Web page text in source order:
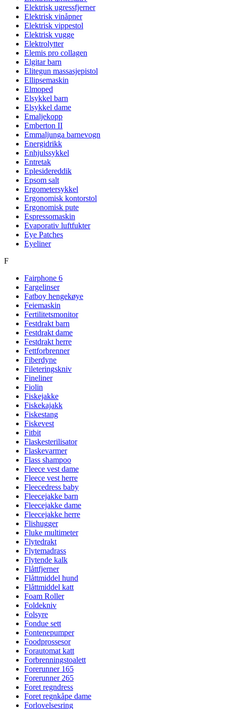
Elektrisk ugressfjerner
Elektrisk vinåpner
Elektrisk vippestol
Elektrisk vugge
Elektrolytter
Elemis pro collagen
Elgitar barn
Elitegun massasjepistol
Ellipsemaskin
Elmoped
Elsykkel barn
Elsykkel dame
Emaljekopp
Emberton II
Emmaljunga barnevogn
Energidrikk
Enhjulssykkel
Entretak
Eplesidereddik
Epsom salt
Ergometersykkel
Ergonomisk kontorstol
Ergonomisk pute
Espressomaskin
Evaporativ luftfukter
Eye Patches
Eyeliner
F
Fairphone 6
Fargelinser
Fatboy hengekøye
Feiemaskin
Fertilitetsmonitor
Festdrakt barn
Festdrakt dame
Festdrakt herre
Fettforbrenner
Fiberdyne
Fileteringskniv
Fineliner
Fiolin
Fiskejakke
Fiskekajakk
Fiskestang
Fiskevest
Fitbit
Flaskesterilisator
Flaskevarmer
Flass shampoo
Fleece vest dame
Fleece vest herre
Fleecedress baby
Fleecejakke barn
Fleecejakke dame
Fleecejakke herre
Flishugger
Fluke multimeter
Flytedrakt
Flytemadrass
Flytende kalk
Flåttfjerner
Flåttmiddel hund
Flåttmiddel katt
Foam Roller
Foldekniv
Folsyre
Fondue sett
Fontenepumper
Foodprossesor
Forautomat katt
Forbrenningstoalett
Forerunner 165
Forerunner 265
Foret regndress
Foret regnkåpe dame
Forlovelsesring